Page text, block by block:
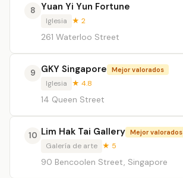
8 Yuan Yi Yun Fortune
Iglesia ★ 2
261 Waterloo Street
9 GKY Singapore Mejor valorados
Iglesia ★ 4.8
14 Queen Street
10 Lim Hak Tai Gallery Mejor valorados
Galería de arte ★ 5
90 Bencoolen Street, Singapore